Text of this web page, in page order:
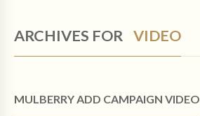
N
T
$
0
。
N
T
$
0
。
ARCHIVES FOR VIDEO
MULBERRY ADD CAMPAIGN VIDEO